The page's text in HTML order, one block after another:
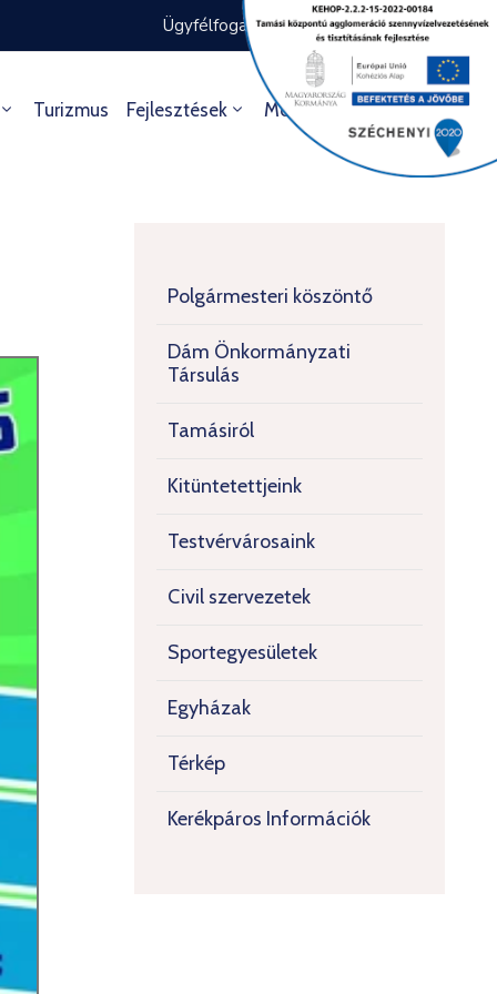
Ügyfélfogadás rendje Ügyintézés
Turizmus Fejlesztések Média Kultúra
Polgármesteri köszöntő
Dám Önkormányzati
Társulás
Tamásiról
Kitüntetettjeink
Testvérvárosaink
Civil szervezetek
Sportegyesületek
Egyházak
Térkép
Kerékpáros Információk